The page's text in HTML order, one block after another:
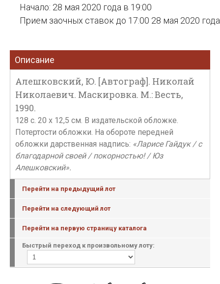
Начало: 28 мая 2020 года в 19:00
Прием заочных ставок до 17:00 28 мая 2020 года
Описание
Алешковский, Ю. [Автограф]. Николай
Николаевич. Маскировка. М.: Весть,
1990.
128 c. 20 x 12,5 см. В издательской обложке.
Потертости обложки. На обороте передней
обложки дарственная надпись: «Ларисе Гайдук / с
благодарной своей / покорностью! / Юз
Алешковский».
Перейти на предыдущий лот
Перейти на следующий лот
Перейти на первую страницу каталога
Быстрый переход к произвольному лоту: